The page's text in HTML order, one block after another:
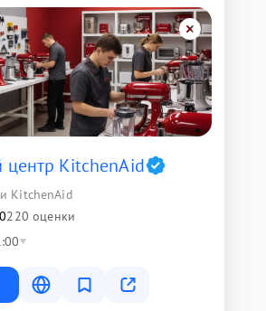
центр KitchenAid
KitchenAid
220 оценки